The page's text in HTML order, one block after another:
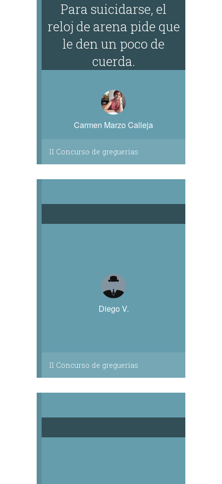
Para suicidarse, el
reloj de arena pide que
le den un poco de
cuerda.
Carmen Marzo Calleja
II Concurso de greguerías
Diego V.
II Concurso de greguerías